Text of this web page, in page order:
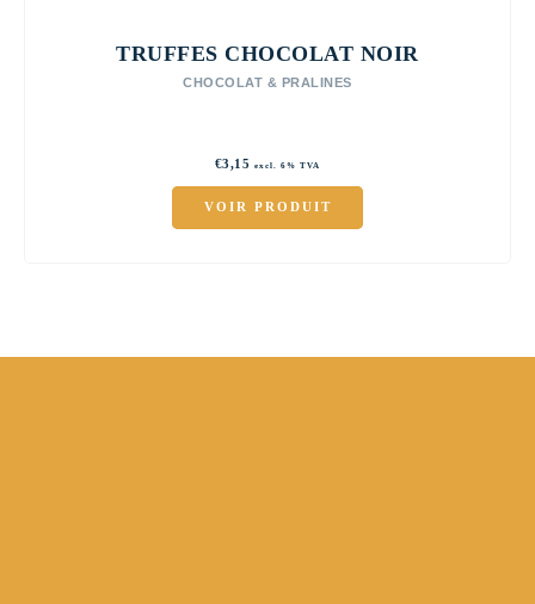
TRUFFES CHOCOLAT NOIR
CHOCOLAT & PRALINES
€3,15 excl. 6% TVA
VOIR PRODUIT